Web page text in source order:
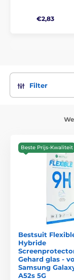
€2,83
Filter
Beste Prijs-Kwaliteit
Bestsuit
Hybride
Gehard glas -
Samsung
A52s 5G